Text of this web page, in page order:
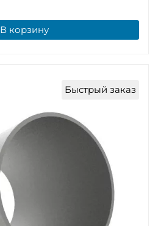
В корзину
Быстрый заказ